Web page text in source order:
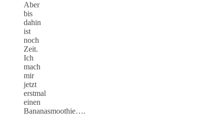
Aber
bis
dahin
ist
noch
Zeit.
Ich
mach
mir
jetzt
erstmal
einen
Bananasmoothie….